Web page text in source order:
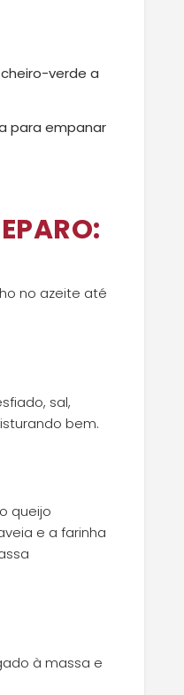
verde a
para empanar
no azeite até
sal,
bem.
queijo
e a farinha
à massa e